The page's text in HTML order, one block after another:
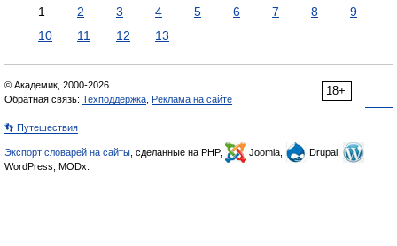
1 2 3 4 5 6 7 8
9
10
11 12 13
18+
© Академик, 2000-2026
Обратная связь: Техподдержка Реклама на сайте
👣 Путешествия
Экспорт словарей на сайты , сделанные на PHP, Joomla,
Drupal,
WordPress, MODx.